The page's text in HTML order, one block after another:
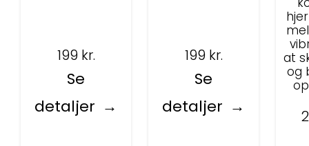
199 kr.
Se
detaljer
199 kr.
Se
detaljer
at
og